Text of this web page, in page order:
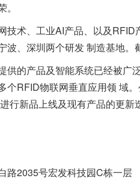
技术、工业AI产品、以及
波、深圳两个研发 制造基地
供的产品及智能系统已经被
个RFID物联网垂直应用领 域
行新品上线及现有产品的更新
路2035号宏发科技园C栋一层